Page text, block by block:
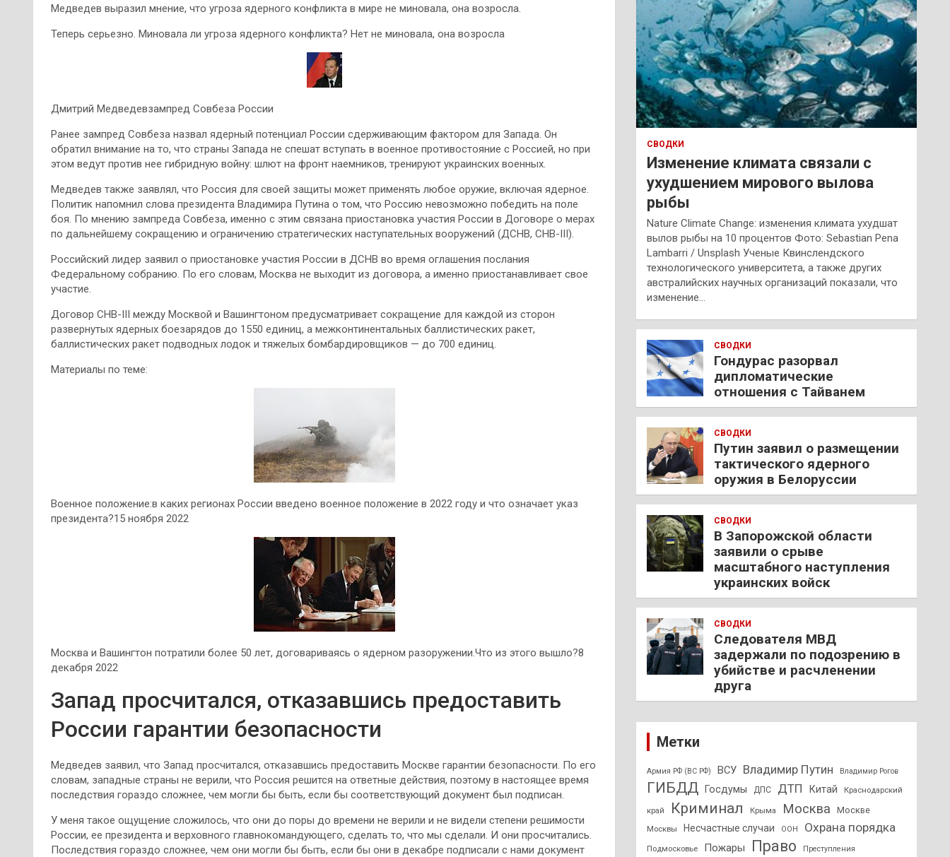
Медведев выразил мнение, что угроза ядерного конфликта в мире не миновала, она возросла.
Теперь серьезно. Миновала ли угроза ядерного конфликта? Нет не миновала, она возросла
Дмитрий Медведевзампред Совбеза России
Ранее зампред Совбеза назвал ядерный потенциал России сдерживающим фактором для Запада. Он
обратил внимание на то, что страны Запада не спешат вступать в военное противостояние с Россией, но при
этом ведут против нее гибридную войну: шлют на фронт наемников, тренируют украинских военных.
Медведев также заявлял, что Россия для своей защиты может применять любое оружие, включая ядерное.
Политик напомнил слова президента Владимира Путина о том, что Россию невозможно победить на поле
боя. По мнению зампреда Совбеза, именно с этим связана приостановка участия России в Договоре о мерах
по дальнейшему сокращению и ограничению стратегических наступательных вооружений (ДСНВ, СНВ-III).
Российский лидер заявил о приостановке участия России в ДСНВ во время оглашения послания
Федеральному собранию. По его словам, Москва не выходит из договора, а именно приостанавливает свое
участие.
Договор СНВ-III между Москвой и Вашингтоном предусматривает сокращение для каждой из сторон
развернутых ядерных боезарядов до 1550 единиц, а межконтинентальных баллистических ракет,
баллистических ракет подводных лодок и тяжелых бомбардировщиков — до 700 единиц.
Материалы по теме:
Военное положение:в каких регионах России введено военное положение в 2022 году и что означает указ
президента?15 ноября 2022
Москва и Вашингтон потратили более 50 лет, договариваясь о ядерном разоружении.Что из этого вышло?8
декабря 2022
Запад просчитался, отказавшись предоставить
России гарантии безопасности
Медведев заявил, что Запад просчитался, отказавшись предоставить Москве гарантии безопасности. По его
словам, западные страны не верили, что Россия решится на ответные действия, поэтому в настоящее время
последствия гораздо сложнее, чем могли бы быть, если бы соответствующий документ был подписан.
У меня такое ощущение сложилось, что они до поры до времени не верили и не видели степени решимости
России, ее президента и верховного главнокомандующего, сделать то, что мы сделали. И они просчитались.
Последствия гораздо сложнее, чем они могли бы быть, если бы они в декабре подписали с нами документ
СВОДКИ
Изменение климата связали с
ухудшением мирового вылова
рыбы
Nature Climate Change: изменения климата ухудшат
вылов рыбы на 10 процентов Фото: Sebastian Pena
Lambarri / Unsplash Ученые Квинслендского
технологического университета, а также других
австралийских научных организаций показали, что
изменение…
СВОДКИ
Гондурас разорвал
дипломатические
отношения с Тайванем
СВОДКИ
Путин заявил о размещении
тактического ядерного
оружия в Белоруссии
СВОДКИ
В Запорожской области
заявили о срыве
масштабного наступления
украинских войск
СВОДКИ
Следователя МВД
задержали по подозрению в
убийстве и расчленении
друга
Метки
Армия РФ (ВС РФ) ВСУ Владимир Путин Владимир Рогов
ГИБДД Госдумы ДПС ДТП Китай Краснодарский
край Криминал Крыма Москва Москве
Москвы Несчастные случаи ООН Охрана порядка
Подмосковье Пожары Право Преступления